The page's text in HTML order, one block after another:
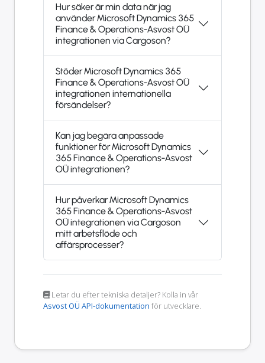
Hur säker är min data när jag
använder Microsoft Dynamics 365
Finance & Operations-Asvost OÜ
integrationen via Cargoson?
Stöder Microsoft Dynamics 365
Finance & Operations-Asvost OÜ
integrationen internationella
försändelser?
Kan jag begära anpassade
funktioner för Microsoft Dynamics
365 Finance & Operations-Asvost
OÜ integrationen?
Hur påverkar Microsoft Dynamics
365 Finance & Operations-Asvost
OÜ integrationen via Cargoson
mitt arbetsflöde och
affärsprocesser?
Letar du efter tekniska detaljer? Kolla in vår
Asvost OÜ API-dokumentation för utvecklare.